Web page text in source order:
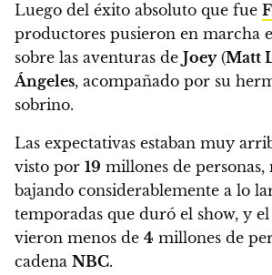
Luego del éxito absoluto que fue
productores pusieron en marcha
sobre las aventuras de Joey(Matt
Ángeles, acompañado por su
sobrino.
Las expectativas estaban muy
visto por 19 millones de
bajando considerablemente a lo
temporadas que duró el show, y
vieron menos de 4 millones de
cadena NBC.